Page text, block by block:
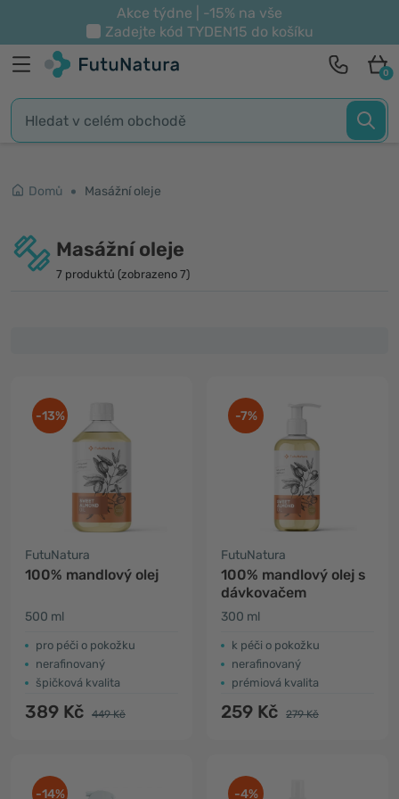
Akce týdne | -15% na vše
Zadejte kód TYDEN15 do košíku
0
Domů Masážní oleje
Masážní oleje
7 produktů (zobrazeno 7)
-13%
FutuNatura
100% mandlový olej
500 ml
​pro péči o pokožku
nerafinovaný
špičková kvalita
389 Kč 449 Kč
-7%
FutuNatura
100% mandlový olej s
dávkovačem
300 ml
k péči o pokožku
nerafinovaný
prémiová kvalita
259 Kč 279 Kč
-14% -4%